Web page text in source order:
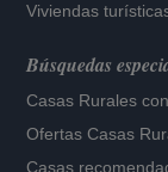
Viviendas
Búsquedas
Casas Rurales
Ofertas Casas
Casas